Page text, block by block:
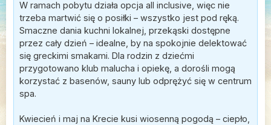
W ramach pobytu działa opcja all inclusive, więc nie
trzeba martwić się o posiłki – wszystko jest pod ręką.
Smaczne dania kuchni lokalnej, przekąski dostępne
przez cały dzień – idealne, by na spokojnie delektować
się greckimi smakami. Dla rodzin z dziećmi
przygotowano klub malucha i opiekę, a dorośli mogą
korzystać z basenów, sauny lub odprężyć się w centrum
spa.
Kwiecień i maj na Krecie kusi wiosenną pogodą – ciepło,